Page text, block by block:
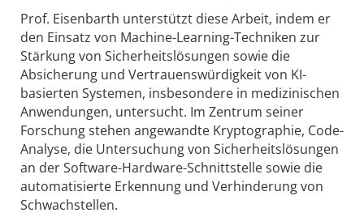
Prof. Eisenbarth unterstützt diese Arbeit, indem er
den Einsatz von Machine-Learning-Techniken zur
Stärkung von Sicherheitslösungen sowie die
Absicherung und Vertrauenswürdigkeit von KI-
basierten Systemen, insbesondere in medizinischen
Anwendungen, untersucht. Im Zentrum seiner
Forschung stehen angewandte Kryptographie, Code-
Analyse, die Untersuchung von Sicherheitslösungen
an der Software-Hardware-Schnittstelle sowie die
automatisierte Erkennung und Verhinderung von
Schwachstellen.